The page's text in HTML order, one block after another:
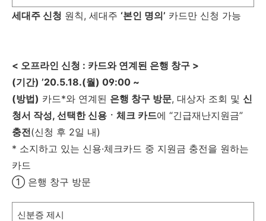
세대주 신청 원칙, 세대주 ‘본인 명의’ 카드만 신청 가능
< 오프라인 신청 : 카드와 연계된 은행 창구 >
(기간) ’20.5.18.(월) 09:00 ~
(방법) 카드*와 연계된 은행 창구 방문, 대상자 조회 및 신
청서 작성, 선택한 신용ㆍ체크 카드에 “긴급재난지원금”
충전(신청 후 2일 내)
* 소지하고 있는 신용·체크카드 중 지원금 충전을 원하는
카드
① 은행 창구 방문
신분증 제시